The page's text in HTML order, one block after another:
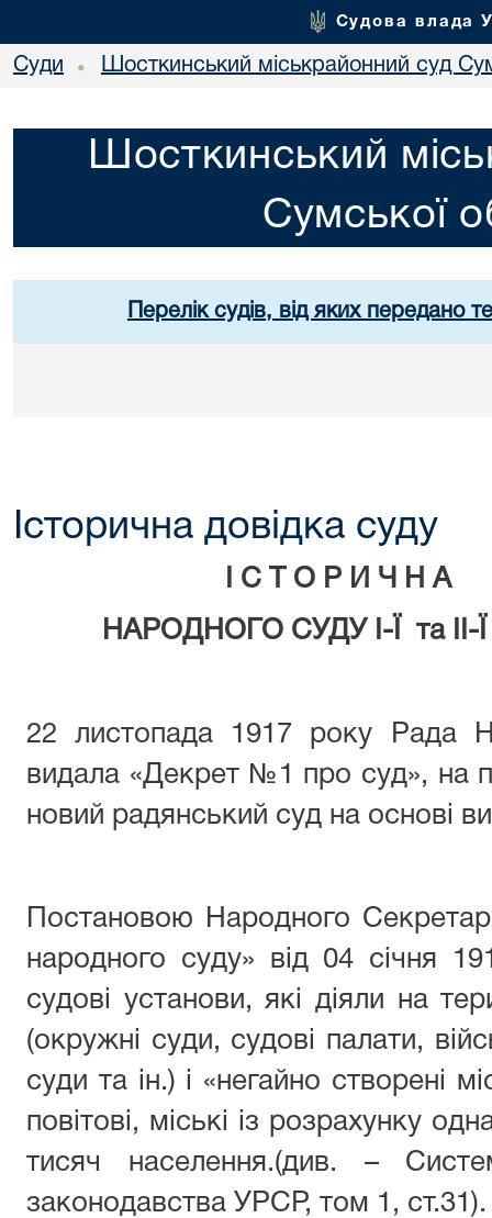
Судова влада
Суди • Шосткинський міськрайонний суд
Шосткинський
Сумської
Перелік судів, від яких передано
Історична довідка суду
І С Т О Р И Ч Н А
НАРОДНОГО СУДУ І-Ї та
22 листопада 1917 року Рада
видала «Декрет №1 про суд», на
новий радянський суд на основі
Постановою Народного
народного суду» від 04 січня
судові установи, які діяли на
(окружні суди, судові палати,
суди та ін.) і «негайно створені
повітові, міські із розрахунку
тисяч населення.(див. –
законодавства УРСР, том 1, ст.31).